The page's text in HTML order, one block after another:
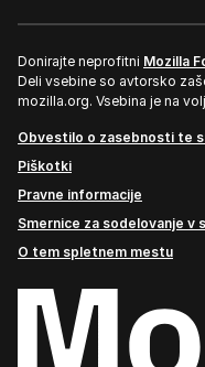
Donirajte neprofitni Mozilla
Deli vsebine so avtorsko
mozilla.org. Vsebina je na
Obvestilo o zasebnosti te
Piškotki
Pravne informacije
Smernice za sodelovanje v
O tem spletnem mestu